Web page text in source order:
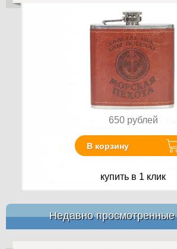
650 рублей
В корзину
купить в 1 клик
Недавно